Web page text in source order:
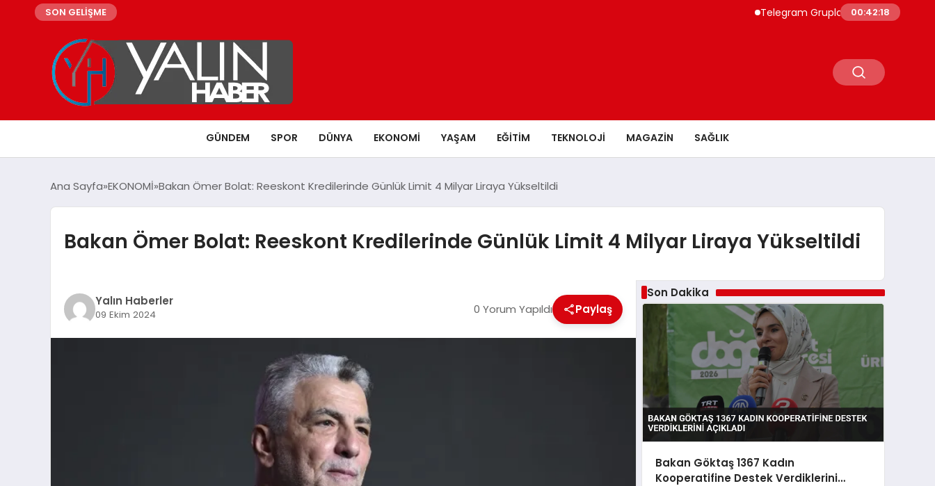
SON GELİŞME Telegram Grupları ile Doğru Topluluğa
00:42:19
GÜNDEM SPOR DÜNYA EKONOMİ YAŞAM EĞİTİM TEKNOLOJİ MAGAZİN SAĞLIK
Ana Sayfa EKONOMİ Bakan Ömer Bolat: Reeskont Kredilerinde Günlük Limit 4 Milyar Liraya Yükseltildi
Bakan Ömer Bolat: Reeskont Kredilerinde Günlük Limit 4 Milyar Liraya Yükseltildi
Yalın Haberler
09 Ekim 2024 0 Yorum Yapıldı Paylaş
Son Dakika
Bakan Göktaş 1367 Kadın
Kooperatifine Destek Verdiklerini